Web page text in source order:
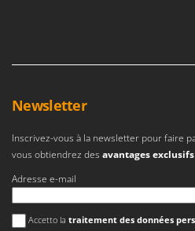
Newsletter
Inscrivez-vous à la newsletter pour faire
vous obtiendrez des avantages exclusifs
Adresse e-mail
Une erreur est survenue
Accetto la traitement des données